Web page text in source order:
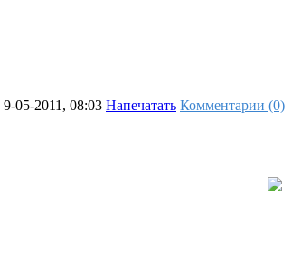
9-05-2011, 08:03 Напечатать Комментарии (0)